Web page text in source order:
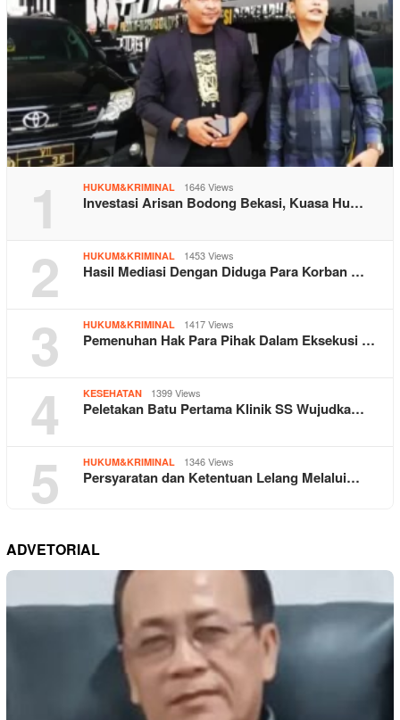
1 HUKUM&KRIMINAL 1646 Views
Investasi Arisan Bodong Bekasi, Kuasa Hu…
2 HUKUM&KRIMINAL 1453 Views
Hasil Mediasi Dengan Diduga Para Korban …
3 HUKUM&KRIMINAL 1417 Views
Pemenuhan Hak Para Pihak Dalam Eksekusi …
4 KESEHATAN 1399 Views
Peletakan Batu Pertama Klinik SS Wujudka…
5 HUKUM&KRIMINAL 1346 Views
Persyaratan dan Ketentuan Lelang Melalui…
ADVETORIAL